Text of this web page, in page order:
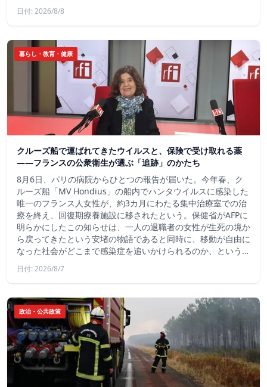
日付: 2026/8/8
暮らし・教育・健康
クルーズ船で運ばれてきたウイルスと、保険で受け取れる薬
――フランスの公衆衛生が選ぶ「追跡」のかたち
8月6日、パリの病院からひとつの報告が届いた。今年春、ク
ルーズ船「MV Hondius」の船内でハンタウイルスに感染した
唯一のフランス人女性が、約3カ月にわたる集中治療室での治
療を終え、回復期療養施設に移されたという。保健省がAFPに
明らかにしたこの知らせは、一人の退職者の女性が生死の境か
ら戻ってきたという安堵の物語であると同時に、移動が自由に
なった社会がどこまで感染症を追いかけられるのか、という…
日付: 2026/8/7
政治・公共政策